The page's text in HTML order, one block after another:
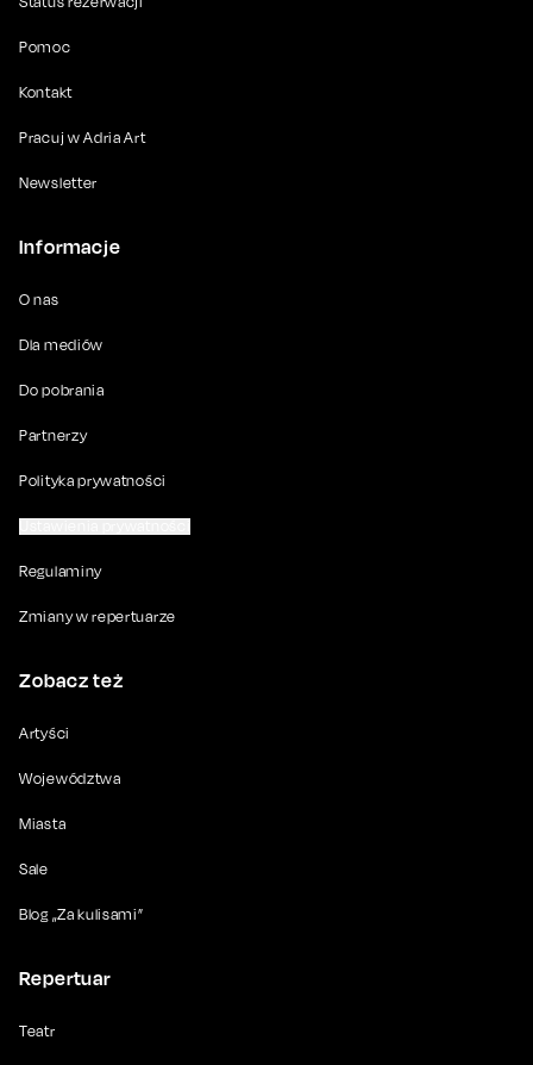
Pomoc
Kontakt
Pracuj w Adria Art
Newsletter
Informacje
O nas
Dla mediów
Do pobrania
Partnerzy
Polityka prywatności
Regulaminy
Zmiany w repertuarze
Zobacz też
Artyści
Województwa
Miasta
Sale
Blog „Za kulisami”
Repertuar
Teatr